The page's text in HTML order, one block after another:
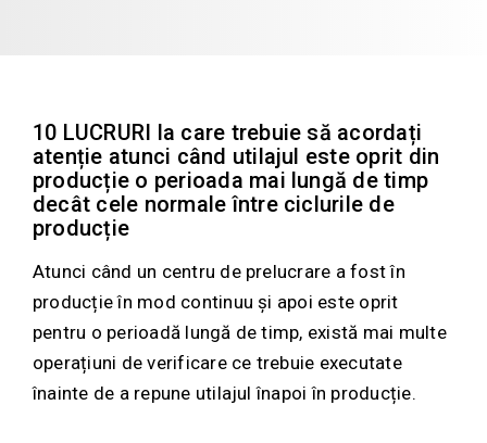
10 LUCRURI la care trebuie să acordați
atenție atunci când utilajul este oprit din
producție o perioada mai lungă de timp
decât cele normale între ciclurile de
producție
Atunci când un centru de prelucrare a fost în
producție în mod continuu și apoi este oprit
pentru o perioadă lungă de timp, există mai multe
operațiuni de verificare ce trebuie executate
înainte de a repune utilajul înapoi în producție.